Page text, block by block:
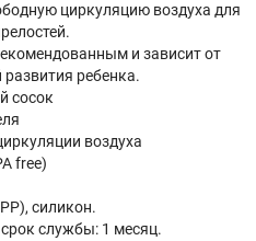
циркуляцию воздуха для
и зависит от
ребенка.
сосок
воздуха
free)
силикон.
службы: 1 месяц.